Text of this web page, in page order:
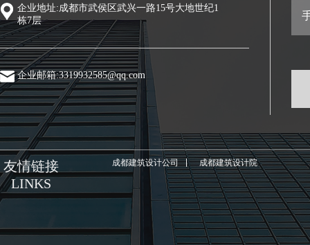
企业地址:成都市武侯区武兴一路15号大地世纪1
栋7层
企业邮箱:3319932585@qq.com
友情链接
LINKS
成都建筑设计公司 成都建筑设计院